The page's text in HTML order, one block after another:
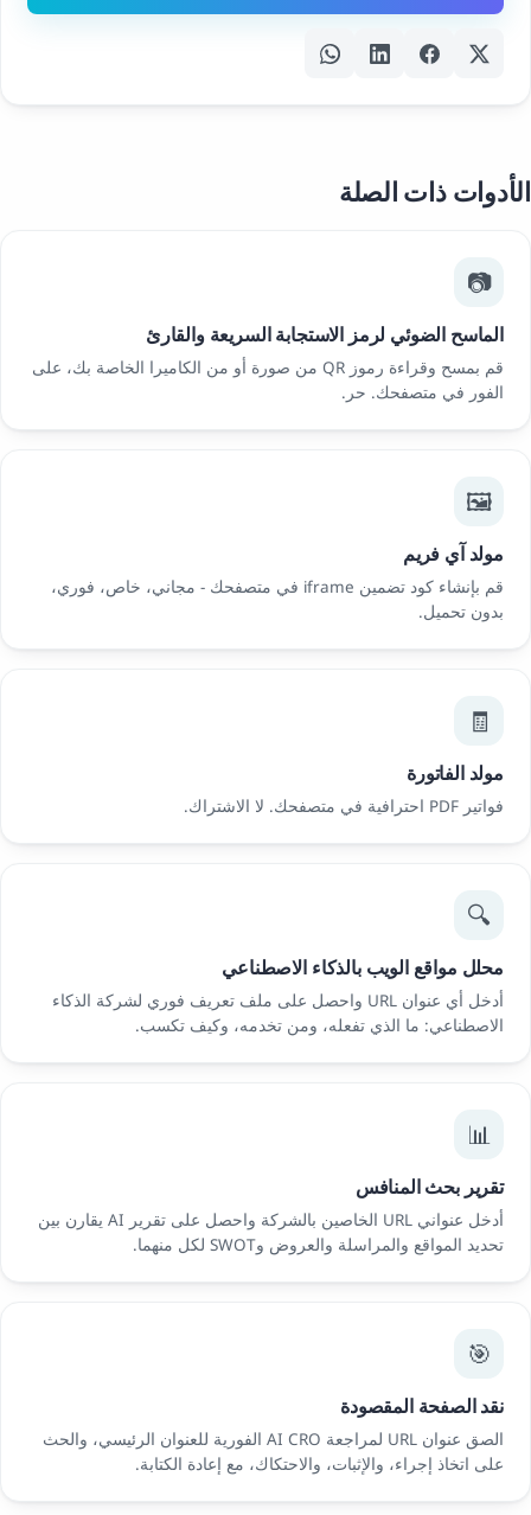
الأدوات ذات الصلة
📷
الماسح الضوئي لرمز الاستجابة السريعة والقارئ
قم بمسح وقراءة رموز QR من صورة أو من الكاميرا الخاصة بك، على
الفور في متصفحك. حر.
🖼️
مولد آي فريم
قم بإنشاء كود تضمين iframe في متصفحك - مجاني، خاص، فوري،
بدون تحميل.
🧾
مولد الفاتورة
فواتير PDF احترافية في متصفحك. لا الاشتراك.
🔍
محلل مواقع الويب بالذكاء الاصطناعي
أدخل أي عنوان URL واحصل على ملف تعريف فوري لشركة الذكاء
الاصطناعي: ما الذي تفعله، ومن تخدمه، وكيف تكسب.
📊
تقرير بحث المنافس
أدخل عنواني URL الخاصين بالشركة واحصل على تقرير AI يقارن بين
تحديد المواقع والمراسلة والعروض وSWOT لكل منهما.
🎯
نقد الصفحة المقصودة
الصق عنوان URL لمراجعة AI CRO الفورية للعنوان الرئيسي، والحث
على اتخاذ إجراء، والإثبات، والاحتكاك، مع إعادة الكتابة.